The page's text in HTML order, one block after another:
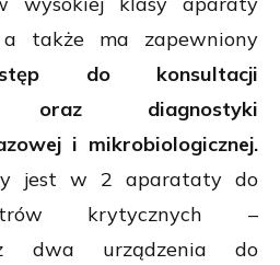
a także ma zapewniony
do konsultacji
oraz diagnostyki
i mikrobiologicznej.
jest w 2 aparataty do
krytycznych –
urządzenia do